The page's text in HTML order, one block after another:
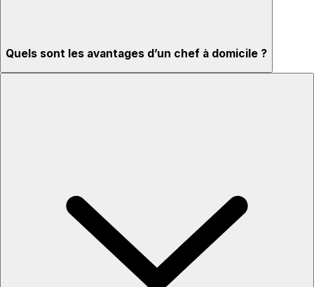
Quels sont les avantages d’un chef à domicile ?